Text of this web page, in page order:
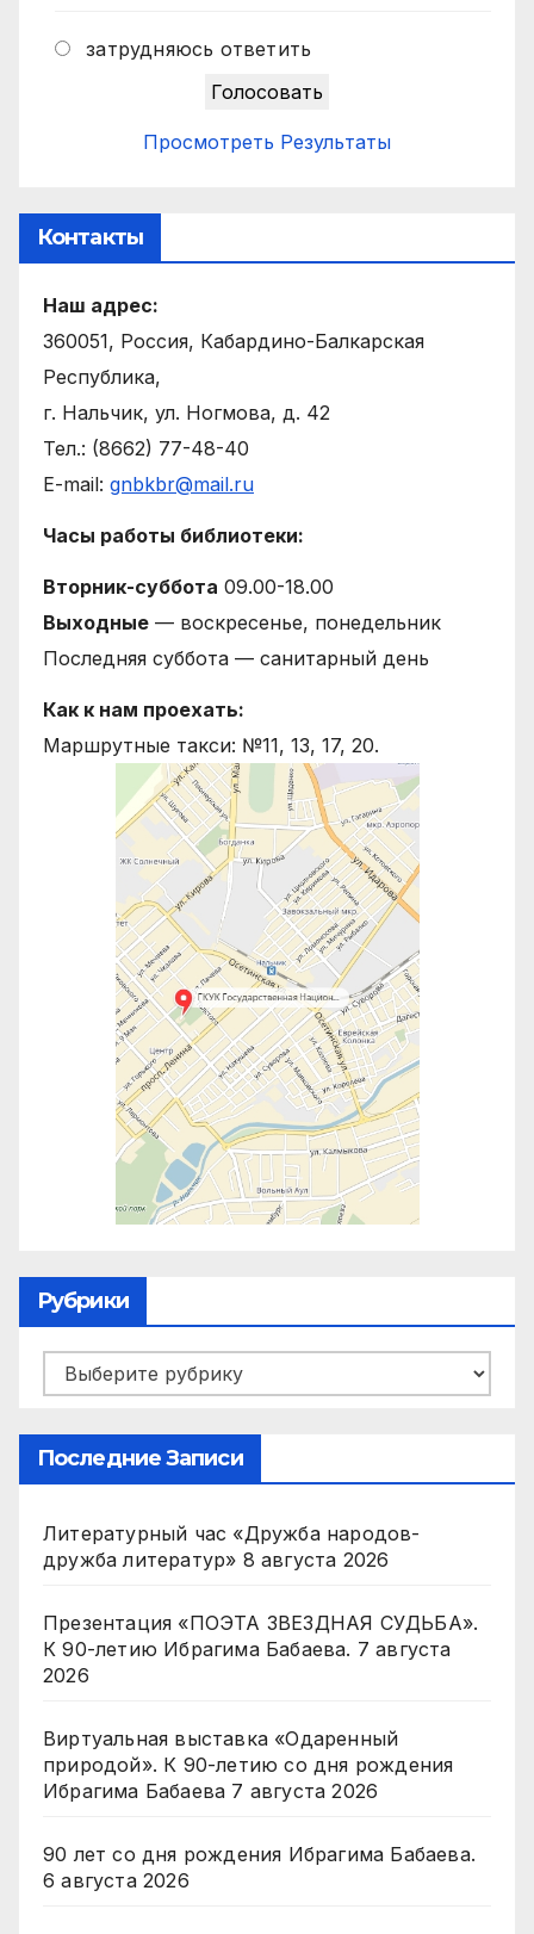
затрудняюсь ответить
Просмотреть Результаты
Контакты
Наш адрес:
360051, Россия, Кабардино-Балкарская
Республика,
г. Нальчик, ул. Ногмова, д. 42
Тел.: (8662) 77-48-40
E-mail: gnbkbr@mail.ru
Часы работы библиотеки:
Вторник-суббота 09.00-18.00
Выходные — воскресенье, понедельник
Последняя суббота — санитарный день
Как к нам проехать:
Маршрутные такси: №11, 13, 17, 20.
Рубрики
Рубрики
Последние Записи
Литературный час «Дружба народов-
дружба литератур» 8 августа 2026
Презентация «ПОЭТА ЗВЕЗДНАЯ СУДЬБА».
К 90-летию Ибрагима Бабаева. 7 августа
2026
Виртуальная выставка «Одаренный
природой». К 90-летию со дня рождения
Ибрагима Бабаева 7 августа 2026
90 лет со дня рождения Ибрагима Бабаева.
6 августа 2026